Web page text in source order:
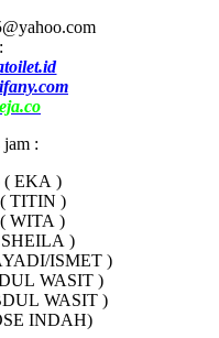
jam :
( EKA )
( TITIN )
WITA )
SHEILA )
ISMET )
WASIT )
WASIT )
INDAH)